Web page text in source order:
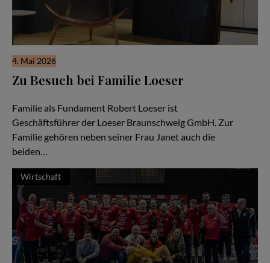
4. Mai 2026
Zu Besuch bei Familie Loeser
Familie als Fundament Robert Loeser ist
Geschäftsführer der Loeser Braunschweig GmbH. Zur
Familie gehören neben seiner Frau Janet auch die
beiden…
Wirtschaft